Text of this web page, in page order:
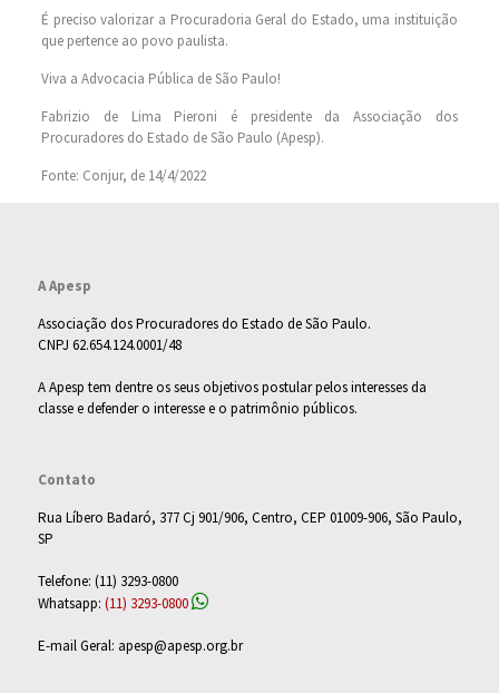
É preciso valorizar a Procuradoria Geral do Estado, uma instituição
que pertence ao povo paulista.
Viva a Advocacia Pública de São Paulo!
Fabrizio de Lima Pieroni é presidente da Associação dos
Procuradores do Estado de São Paulo (Apesp).
Fonte: Conjur, de 14/4/2022
A Apesp
Associação dos Procuradores do Estado de São Paulo.
CNPJ 62.654.124.0001/48
A Apesp tem dentre os seus objetivos postular pelos interesses da
classe e defender o interesse e o patrimônio públicos.
Contato
Rua Líbero Badaró, 377 Cj 901/906, Centro, CEP 01009-906, São Paulo,
SP
Telefone: (11) 3293-0800
Whatsapp: (11) 3293-0800
E-mail Geral: apesp@apesp.org.br